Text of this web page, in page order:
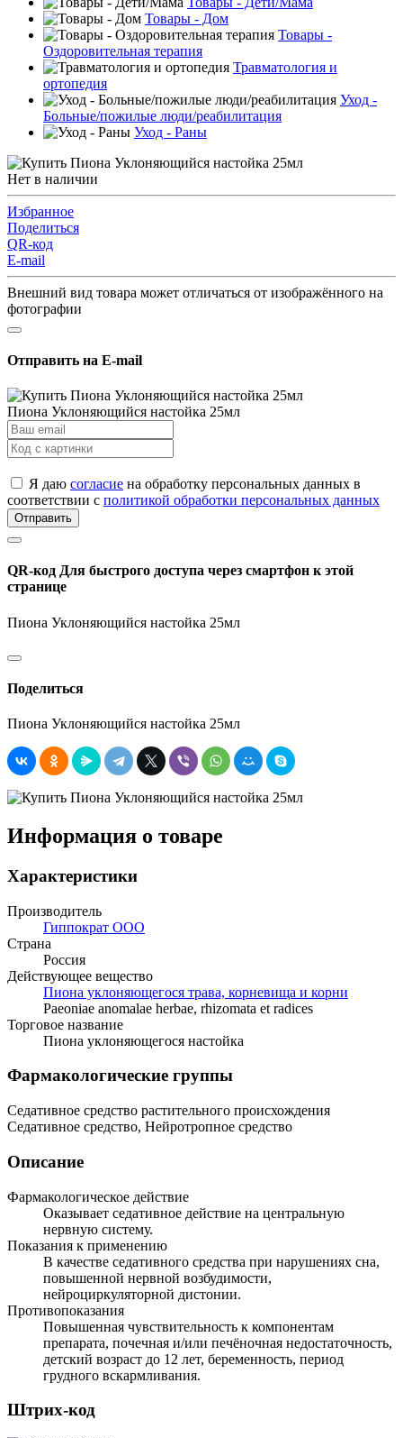
Товары - Дом
Товары -
Оздоровительная терапия
Травматология и
ортопедия
Уход -
Больные/пожилые люди/реабилитация
Уход - Раны
Нет в наличии
Избранное
Поделиться
QR-код
E-mail
Внешний вид товара может отличаться от изображённого на
фотографии
Отправить на E-mail
Пиона Уклоняющийся настойка 25мл
Я даю согласие на обработку персональных данных в
соответствии с политикой обработки персональных данных
Отправить
QR-код Для быстрого доступа через смартфон к этой
странице
Пиона Уклоняющийся настойка 25мл
Поделиться
Пиона Уклоняющийся настойка 25мл
Информация о товаре
Характеристики
Производитель
Гиппократ ООО
Страна
Россия
Действующее вещество
Пиона уклоняющегося трава, корневища и корни
Paeoniae anomalae herbae, rhizomata et radices
Торговое название
Пиона уклоняющегося настойка
Фармакологические группы
Седативное средство растительного происхождения
Седативное средство, Нейротропное средство
Описание
Фармакологическое действие
Оказывает седативное действие на центральную
нервную систему.
Показания к применению
В качестве седативного средства при нарушениях сна,
повышенной нервной возбудимости,
нейроциркуляторной дистонии.
Противопоказания
Повышенная чувствительность к компонентам
препарата, почечная и/или печёночная недостаточность,
детский возраст до 12 лет, беременность, период
грудного вскармливания.
Штрих-код